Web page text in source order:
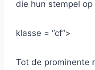
die hun stempel
klasse = “cf”>
Tot de prominente